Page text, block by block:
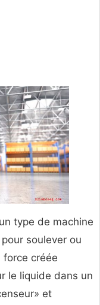
type de machine
soulever ou
créée
le liquide dans un
et